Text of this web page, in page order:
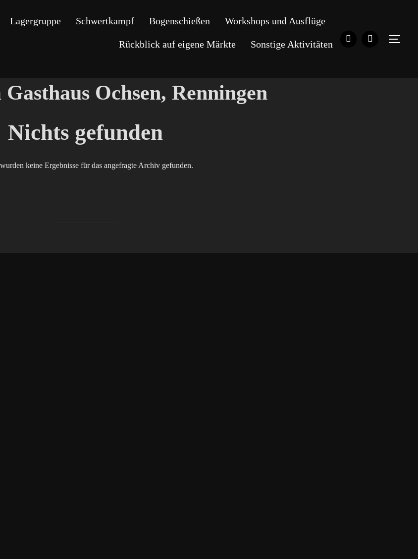
Lagergruppe Schwertkampf Bogenschießen Workshops und Ausflüge
Rückblick auf eigene Märkte Sonstige Aktivitäten
Gasthaus Ochsen, Renningen
Nichts gefunden
keine Ergebnisse für das angefragte Archiv gefunden.